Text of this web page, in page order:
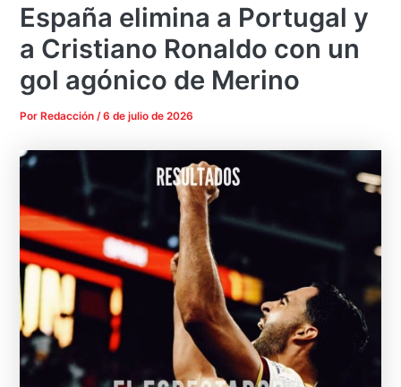
España elimina a Portugal y
a Cristiano Ronaldo con un
gol agónico de Merino
Por Redacción/6 de julio de 2026